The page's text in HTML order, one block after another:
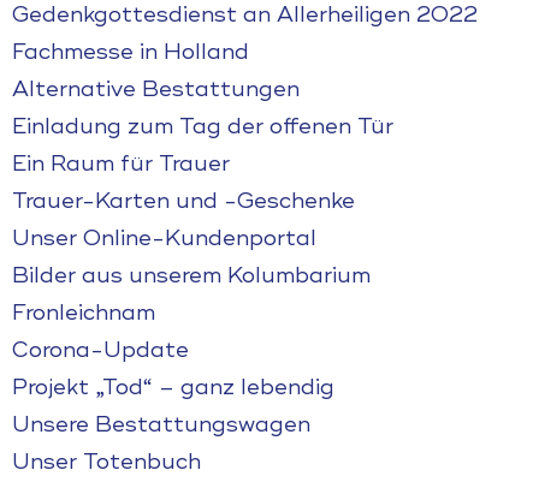
Gedenkgottesdienst an Allerheiligen 2022
Fachmesse in Holland
Alternative Bestattungen
Einladung zum Tag der offenen Tür
Ein Raum für Trauer
Trauer-Karten und -Geschenke
Unser Online-Kundenportal
Bilder aus unserem Kolumbarium
Fronleichnam
Corona-Update
Projekt „Tod“ – ganz lebendig
Unsere Bestattungswagen
Unser Totenbuch